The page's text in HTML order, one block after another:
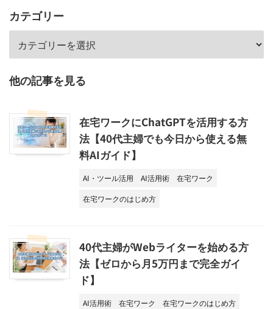
カテゴリー
他の記事を見る
在宅ワークにChatGPTを活用する方
法【40代主婦でも今日から使える無
料AIガイド】
AI・ツール活用 AI活用術
在宅ワーク
在宅ワークのはじめ方
40代主婦がWebライターを始める方
法【ゼロから月5万円まで完全ガイ
ド】
AI活用術 在宅ワーク 在宅ワークのはじめ方